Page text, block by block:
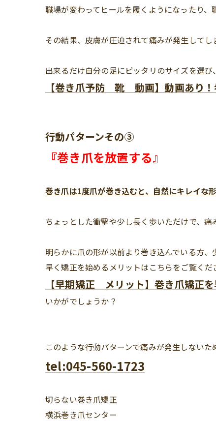
職場が変わってヒールを履くようになったり
その結果、皮膚が圧迫されて痛みが発生してし
出来るだけ自分の足にピッタリのサイズを選
【巻き爪予防 靴 動画】動画あり！
行動パターンその③
『巻き爪を放置する』
巻き爪は1度爪が巻き込むと、自然にキレイな
ちょっとした衝撃や少し長く歩いただけで、
明らかに爪の形が以前より巻き込んでいる方
早く矯正を始めるメリットはこちらをご覧くだ
【早期矯正 メリット】巻き爪矯正
いかがでしょうか？
このような行動パターンで痛みが発生しない
tel:045-560-1723
切らない巻き爪矯正
横浜巻き爪センター